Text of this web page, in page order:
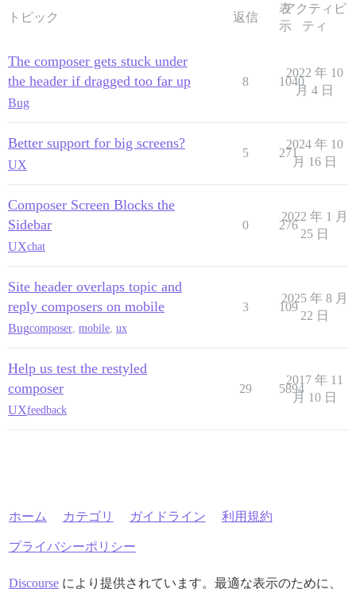
トピック 返信
表
示
アクティビ
ティ
The composer gets stuck under
the header if dragged too far up
Bug
8 1040
2022 年 10
月 4 日
Better support for big screens?
UX
5 271
2024 年 10
月 16 日
Composer Screen Blocks the
Sidebar
UXchat
0 276
2022 年 1 月
25 日
Site header overlaps topic and
reply composers on mobile
Bugcomposer, mobile, ux
3 109
2025 年 8 月
22 日
Help us test the restyled
composer
UXfeedback
29 5894
2017 年 11
月 10 日
ホーム カテゴリ ガイドライン 利用規約
プライバシーポリシー
Discourseにより提供されています。最適な表示のために、